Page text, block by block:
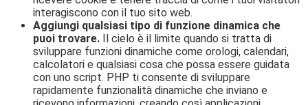
interagiscono con il tuo sito web.
Aggiungi qualsiasi tipo di funzione dinamica che
puoi trovare. Il cielo è il limite quando si tratta di
sviluppare funzioni dinamiche come orologi, calendari,
calcolatori e qualsiasi cosa che possa essere guidata
con uno script. PHP ti consente di sviluppare
rapidamente funzionalità dinamiche che inviano e